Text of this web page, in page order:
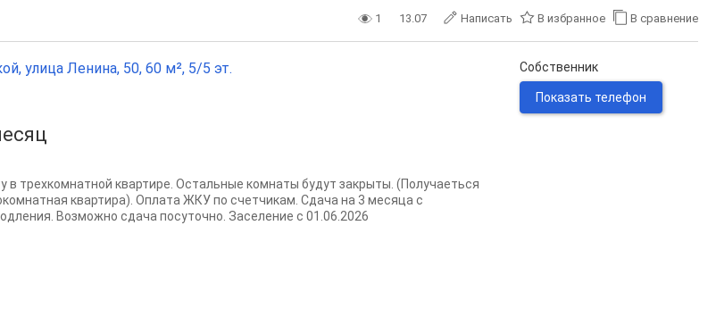
1 13.07 Написать В избранное В сравнение
улица Ленина, 50, 60 м², 5/5 эт.
в трехкомнатной квартире. Остальные комнаты будут закрыты. (Получаеться
квартира). Оплата ЖКУ по счетчикам. Сдача на 3 месяца с
Возможно сдача посуточно. Заселение с 01.06.2026
Собственник
Показать телефон